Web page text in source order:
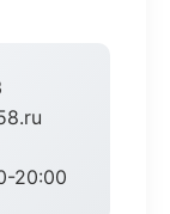
20:00